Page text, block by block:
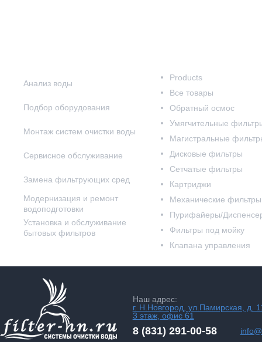
Анализ воды
Подбор оборудования
Монтаж систем очистки воды
Сервисное обслуживание
Замена фильтрующих сред
Модернизация и ремонт
водоподготовки
Установка и обслуживание
бытовых фильтров
Products
Все товары
Обратный осмос
Умягчительные
Магистральные
Дисковые фильтры
Сетчатые фильтры
Картриджи
Механические фильтры
Пурифайеры/
Фильтры под мойку
Клапана управления
Наш адрес:
г. Н.Новгород, ул.Памирская, д.
3 этаж, офис 61
8 (831) 291-00-58